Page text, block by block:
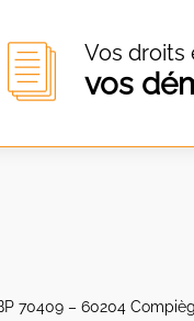
Vos droits
vos
70409 – 60204